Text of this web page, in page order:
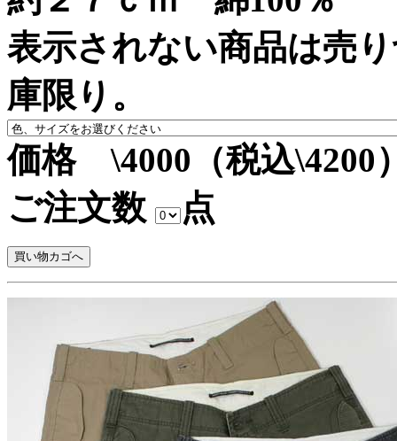
表示されない商品は売
庫限り。
価格 \4000（税込\4200
ご注文数
点